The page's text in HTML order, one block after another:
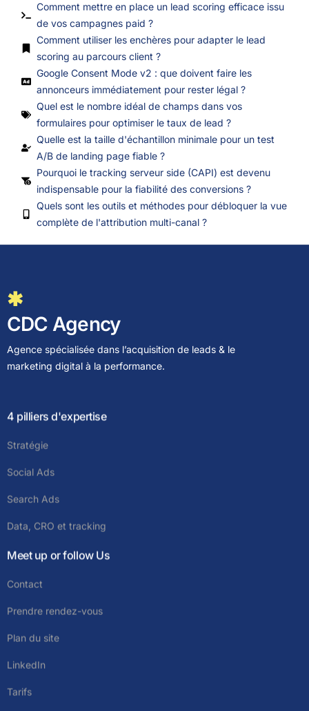
Comment mettre en place un lead scoring efficace issu
de vos campagnes paid ?
Comment utiliser les enchères pour adapter le lead
scoring au parcours client ?
Google Consent Mode v2 : que doivent faire les
annonceurs immédiatement pour rester légal ?
Quel est le nombre idéal de champs dans vos
formulaires pour optimiser le taux de lead ?
Quelle est la taille d'échantillon minimale pour un test
A/B de landing page fiable ?
Pourquoi le tracking serveur side (CAPI) est devenu
indispensable pour la fiabilité des conversions ?
Quels sont les outils et méthodes pour débloquer la vue
complète de l'attribution multi-canal ?
✱
CDC Agency
Agence spécialisée dans l’acquisition de leads & le
marketing digital à la performance.
4 pilliers d'expertise
Stratégie
Social Ads
Search Ads
Data, CRO et tracking
Meet up or follow Us
Contact
Prendre rendez-vous
Plan du site
LinkedIn
Tarifs